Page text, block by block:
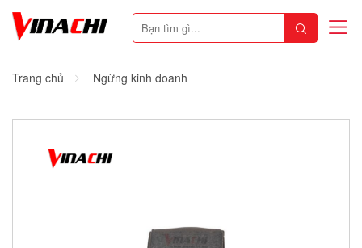
Trang chủ Ngừng kinh doanh